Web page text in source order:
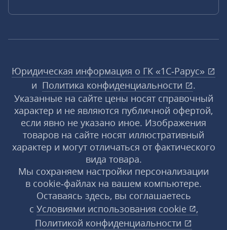
Юридическая информация о ГК «1С‑Рарус»
и Политика конфиденциальности
.
Указанные на сайте цены носят справочный
характер и не являются публичной офертой,
если явно не указано иное. Изображения
товаров на сайте носят иллюстративный
характер и могут отличаться от фактического
вида товара.
Мы сохраняем настройки персонализации
в cookie‑файлах на вашем компьютере.
Оставаясь здесь, вы соглашаетесь
с Условиями использования cookie
,
Политикой конфиденциальности